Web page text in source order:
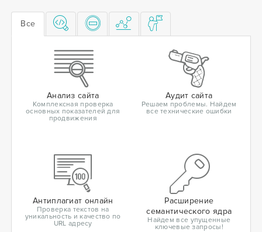
Все
Анализ сайта
Комплексная проверка
основных показателей для
продвижения
Аудит сайта
Решаем проблемы. Найдем
все технические ошибки
Антиплагиат онлайн
Проверка текстов на
уникальность и качество по
URL адресу
Расширение
семантического ядра
Найдем все упущенные
ключевые запросы!